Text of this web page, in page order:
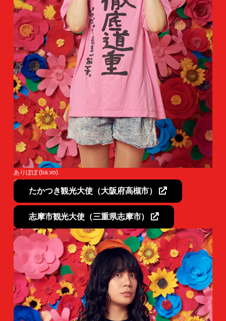
ありぼぼ (ba.vo)
友達が少ない。
たかつき観光大使（大阪府高槻市）
志摩市観光大使（三重県志摩市）